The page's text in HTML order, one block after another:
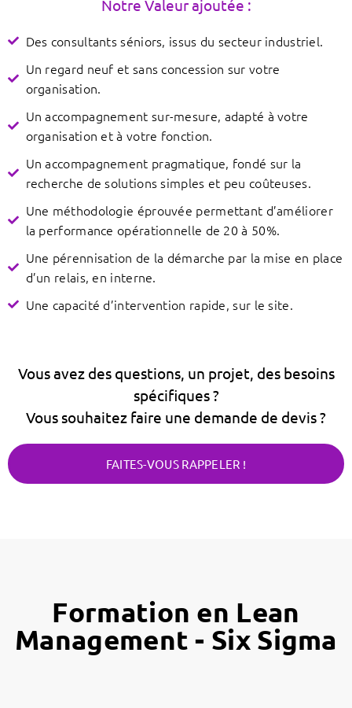
Notre Valeur ajoutée :
Des consultants séniors, issus du secteur industriel.
Un regard neuf et sans concession sur votre
organisation.
Un accompagnement sur-mesure, adapté à votre
organisation et à votre fonction.
Un accompagnement pragmatique, fondé sur la
recherche de solutions simples et peu coûteuses.
Une méthodologie éprouvée permettant d’améliorer
la performance opérationnelle de 20 à 50%.
Une pérennisation de la démarche par la mise en place
d’un relais, en interne.
Une capacité d’intervention rapide, sur le site.
Vous avez des questions, un projet, des besoins
spécifiques ?
Vous souhaitez faire une demande de devis ?
FAITES-VOUS RAPPELER !
Formation en Lean
Management - Six Sigma